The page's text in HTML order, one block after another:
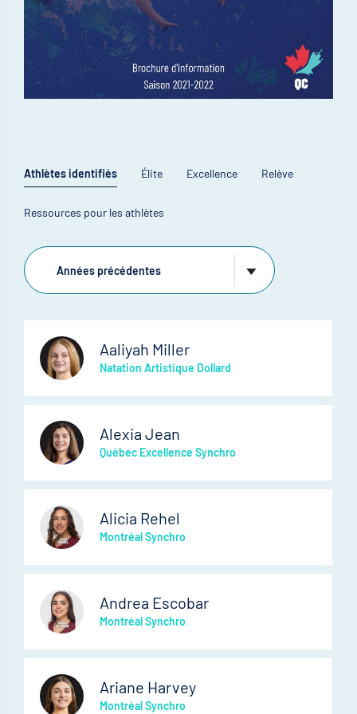
Athlètes identifiés Élite Excellence Relève
Ressources pour les athlètes
Aaliyah Miller
Natation Artistique Dollard
Alexia Jean
Québec Excellence Synchro
Alicia Rehel
Montréal Synchro
Andrea Escobar
Montréal Synchro
Ariane Harvey
Montréal Synchro